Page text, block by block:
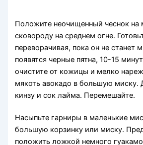
Положите неочищенный чеснок на
сковороду на среднем огне.
переворачивая, пока он не станет
появятся черные пятна, 10-15
очистите от кожицы и мелко
мякоть авокадо в большую миску.
кинзу и сок лайма. Перемешайте.
Насыпьте гарниры в маленькие
большую корзинку или миску.
положить ложкой немного